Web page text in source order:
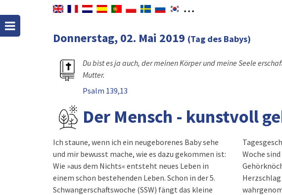
Donnerstag, 02. Mai 2019 (Tag des Babys)
Du bist es ja auch, der meinen Körper und meine Seele
Mutter.
Psalm 139,13
Der Mensch - kunstvoll
Ich staune, wenn ich ein neugeborenes Baby sehe
und mir bewusst mache, wie es dazu gekommen ist:
Wie »aus dem Nichts« entsteht neues Leben in
einem schon bestehenden Leben. Schon in der 5.
Schwangerschaftswoche (SSW) fängt das kleine
Tagesgeschehen des kleinen Fötus dazu. In der 13.
Woche sind der Gehörgang und die
Gehörknöchelchen so weit ausgebildet, dass
Herzschlag und Verdauungsprozesse der Mutter
wahrgenommen werden. Außerdem können die